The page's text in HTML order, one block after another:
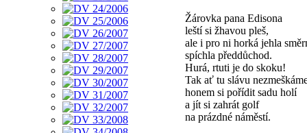
Žárovka pana Edisona
leští si žhavou pleš,
ale i pro ni horká jehla
spíchla předdůchod.
Hurá, rtuti je do skoku!
Tak ať tu slávu
honem si pořídit sadu holí
a jít si zahrát golf
na prázdné náměstí.